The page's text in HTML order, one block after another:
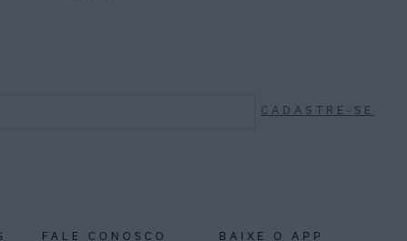
CADASTRE-SE
FALE CONOSCO BAIXE O APP